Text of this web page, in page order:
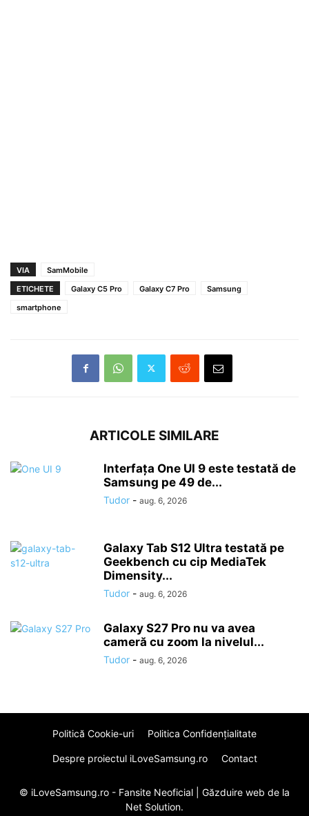
VIA
SamMobile
ETICHETE
Galaxy C5 Pro Galaxy C7 Pro
Samsung
smartphone
ARTICOLE SIMILARE
Interfața One UI 9 este testată de
Samsung pe 49 de...
Tudor - aug. 6, 2026
Galaxy Tab S12 Ultra testată pe
Geekbench cu cip MediaTek
Dimensity...
Tudor - aug. 6, 2026
Galaxy S27 Pro nu va avea
cameră cu zoom la nivelul...
Tudor - aug. 6, 2026
Politică Cookie-uri Politica Confidenţialitate
Despre proiectul iLoveSamsung.ro Contact
© iLoveSamsung.ro - Fansite Neoficial | Găzduire web de la
Net Solution.